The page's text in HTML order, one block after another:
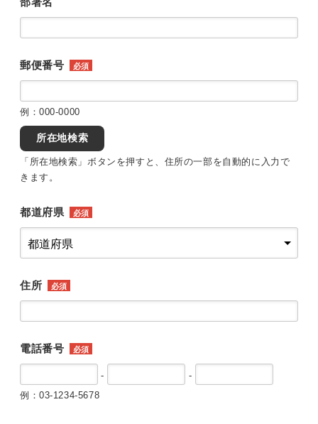
郵便番号 必須
例：000-0000
所在地検索
「所在地検索」ボタンを押すと、住所の一部を自動的に入力で
きます。
都道府県 必須
住所 必須
電話番号 必須
-
-
例：03-1234-5678